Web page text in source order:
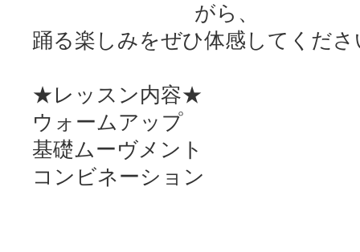
がら、
踊る楽しみをぜひ体感してくださ
★レッスン内容★
ウォームアップ
基礎ムーヴメント
コンビネーション